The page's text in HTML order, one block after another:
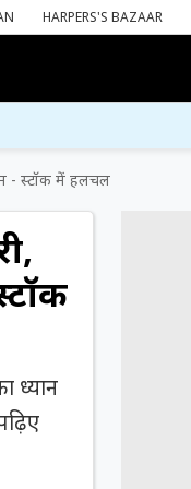
HARPERS'S BAZAAR
- स्टॉक में हलचल
ध्यान